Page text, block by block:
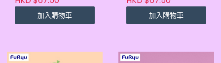
加入購物車 加入購物車